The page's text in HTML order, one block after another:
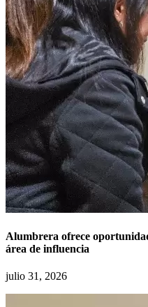
Alumbrera ofrece
área de influencia
julio 31, 2026